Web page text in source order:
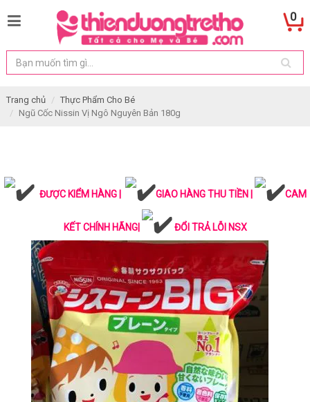
0
Trang chủ
Thực Phẩm Cho Bé
Ngũ Cốc Nissin Vị Ngô Nguyên Bản 180g
ĐƯỢC KIỂM HÀNG | GIAO HÀNG THU TIỀN | CAM
KẾT CHÍNH HÃNG| ĐỔI TRẢ LỖI NSX